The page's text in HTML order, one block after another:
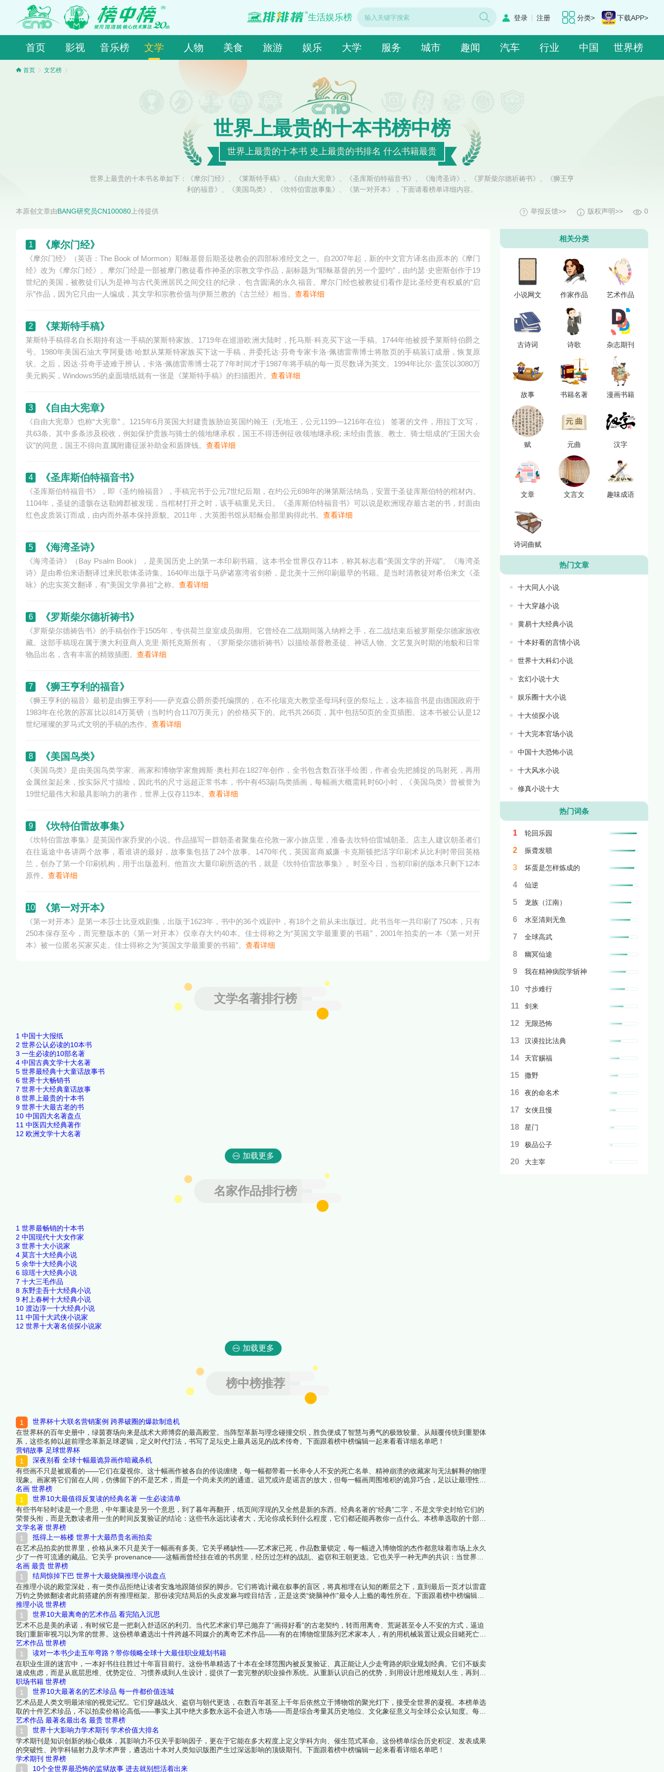
分类> 下载APP>
登录 | 注册
生活娱乐榜
首页 影视 音乐榜 文学 人物 美食 旅游 娱乐 大学 服务 城市 趣闻 汽车 行业 中国 世界榜
首页 文艺榜
世界上最贵的十本书榜中榜
世界上最贵的十本书 史上最贵的书排名 什么书籍最贵
世界上最贵的十本书名单如下：《摩尔门经》、《莱斯特手稿》、《自由大宪章》、《圣库斯伯特福音书》、《海湾圣诗》、《罗斯柴尔德祈祷书》、《狮王亨
利的福音》、《美国鸟类》、《坎特伯雷故事集》、《第一对开本》，下面请看榜单详细内容。
本原创文章由BANG研究员CN100080上传提供 0
版权声明>>
举报反馈>>
1 《摩尔门经》
《摩尔门经》（英语：The Book of Mormon）耶稣基督后期圣徒教会的四部标准经文之一。自2007年起，新的中文官方译名由原本的《摩门
经》改为《摩尔门经》。摩尔门经是一部被摩门教徒看作神圣的宗教文学作品，副标题为“耶稣基督的另一个盟约”，由约瑟·史密斯创作于19
世纪的美国，被教徒们认为是神与古代美洲居民之间交往的纪录， 包含圆满的永久福音。摩尔门经也被教徒们看作是比圣经更有权威的“启
示”作品，因为它只由一人编成，其文学和宗教价值与伊斯兰教的《古兰经》相当。 查看详细
2 《莱斯特手稿》
莱斯特手稿得名自长期持有这一手稿的莱斯特家族。1719年在巡游欧洲大陆时，托马斯·科克买下这一手稿。1744年他被授予莱斯特伯爵之
号。1980年美国石油大亨阿曼德·哈默从莱斯特家族买下这一手稿，并委托达·芬奇专家卡洛·佩德雷蒂博士将散页的手稿装订成册，恢复原
状。之后，因达·芬奇手迹难于辨认，卡洛·佩德雷蒂博士花了7年时间才于1987年将手稿的每一页尽数译为英文。1994年比尔·盖茨以3080万
美元购买，Windows95的桌面墙纸就有一张是《莱斯特手稿》的扫描图片。 查看详细
3 《自由大宪章》
《自由大宪章》也称“大宪章” 。1215年6月英国大封建贵族胁迫英国约翰王（无地王，公元1199—1216年在位） 签署的文件，用拉丁文写，
共63条。其中多条涉及税收，例如保护贵族与骑士的领地继承权，国王不得违例征收领地继承税; 未经由贵族、教士、骑士组成的“王国大会
议”的同意，国王不得向直属附庸征派补助金和盾牌钱。 查看详细
4 《圣库斯伯特福音书》
《圣库斯伯特福音书》，即《圣约翰福音》，手稿完书于公元7世纪后期，在约公元698年的琳第斯法纳岛，安置于圣徒库斯伯特的棺材内。
1104年，圣徒的遗骸在达勒姆郡被发现，当棺材打开之时，该手稿重见天日。《圣库斯伯特福音书》可以说是欧洲现存最古老的书，封面由
红色皮质装订而成，由内而外基本保持原貌。2011年，大英图书馆从耶稣会那里购得此书。 查看详细
5 《海湾圣诗》
《海湾圣诗》（Bay Psalm Book），是美国历史上的第一本印刷书籍。这本书全世界仅存11本，称其标志着“美国文学的开端”。《海湾圣
诗》是由希伯来语翻译过来民歌体圣诗集。1640年出版于马萨诸塞湾省剑桥，是北美十三州印刷最早的书籍。是当时清教徒对希伯来文《圣
咏》的忠实英文翻译，有“美国文学鼻祖”之称。 查看详细
6 《罗斯柴尔德祈祷书》
《罗斯柴尔德祷告书》的手稿创作于1505年，专供荷兰皇室成员御用。它曾经在二战期间落入纳粹之手，在二战结束后被罗斯柴尔德家族收
藏。这部手稿现在属于澳大利亚商人克里·斯托克斯所有，《罗斯柴尔德祈祷书》以描绘基督教圣徒、神话人物、文艺复兴时期的地貌和日常
物品出名，含有丰富的精致插图。 查看详细
7 《狮王亨利的福音》
《狮王亨利的福音》最初是由狮王亨利——萨克森公爵所委托编撰的，在不伦瑞克大教堂圣母玛利亚的祭坛上，这本福音书是由德国政府于
1983年在伦敦的苏富比以814万英镑（当时约合1170万美元）的价格买下的。此书共266页，其中包括50页的全页插图。这本书被公认是12
世纪璀璨的罗马式文明的手稿的杰作。 查看详细
8 《美国鸟类》
《美国鸟类》是由美国鸟类学家、画家和博物学家詹姆斯·奥杜邦在1827年创作，全书包含数百张手绘图，作者会先把捕捉的鸟射死，再用
金属丝架起来，按实际尺寸描绘，因此书的尺寸远超正常书本，书中有453副鸟类插画，每幅画大概需耗时60小时，《美国鸟类》曾被誉为
19世纪最伟大和最具影响力的著作，世界上仅存119本。 查看详细
9 《坎特伯雷故事集》
《坎特伯雷故事集》是英国作家乔叟的小说。作品描写一群朝圣者聚集在伦敦一家小旅店里，准备去坎特伯雷城朝圣。店主人建议朝圣者们
在往返途中各讲两个故事，看谁讲的最好，故事集包括了24个故事。1470年代，英国富商威廉·卡克斯顿把活字印刷术从比利时带回英格
兰，创办了第一个印刷机构，用于出版盈利。他首次大量印刷所选的书，就是《坎特伯雷故事集》。时至今日，当初印刷的版本只剩下12本
原件。 查看详细
10 《第一对开本》
《第一对开本》是第一本莎士比亚戏剧集，出版于1623年，书中的36个戏剧中，有18个之前从未出版过。此书当年一共印刷了750本，只有
250本保存至今，而完整版本的《第一对开本》仅幸存大约40本。佳士得称之为“英国文学最重要的书籍”，2001年拍卖的一本《第一对开
本》被一位匿名买家买走。佳士得称之为“英国文学最重要的书籍”。 查看详细
文学名著排行榜
1 中国十大报纸
2 世界公认必读的10本书
3 一生必读的10部名著
4 中国古典文学十大名著
5 世界最经典十大童话故事书
6 世界十大畅销书
7 世界十大经典童话故事
8 世界上最贵的十本书
9 世界十大最古老的书
10 中国四大名著盘点
11 中医四大经典著作
12 欧洲文学十大名著
加载更多
名家作品排行榜
1 世界最畅销的十本书
2 中国现代十大女作家
3 世界十大小说家
4 莫言十大经典小说
5 余华十大经典小说
6 琼瑶十大经典小说
7 十大三毛作品
8 东野圭吾十大经典小说
9 村上春树十大经典小说
10 渡边淳一十大经典小说
11 中国十大武侠小说家
12 世界十大著名侦探小说家
加载更多
榜中榜推荐
世界杯十大联名营销案例 跨界破圈的爆款制造机
在世界杯的百年史册中，绿茵赛场向来是战术大师博弈的最高殿堂。当阵型革新与理念碰撞交织，胜负便成了智慧与勇气的极致较量。从颠覆传统到重塑体
系，这些名帅以超前理念革新足球逻辑，定义时代打法，书写了足坛史上最具远见的战术传奇。下面跟着榜中榜编辑一起来看看详细名单吧！
营销故事 足球世界杯
深夜别看 全球十幅最诡异画作暗藏杀机
有些画不只是被观看的——它们在凝视你。这十幅画作被各自的传说缠绕，每一幅都带着一长串令人不安的死亡名单、精神崩溃的收藏家与无法解释的物理
现象。画家将它们留在人间，仿佛留下的不是艺术，而是一个尚未关闭的通道。诅咒或许是谣言的放大，但每一幅画周围堆积的诡异巧合，足以让最理性的
人在深夜对它们另眼相看。下面跟着榜中榜编辑一起来看看详细名单吧！
名画 世界榜
世界10大最值得反复读的经典名著 一生必读清单
有些书年轻时读是一个意思，中年重读是另一个意思，到了暮年再翻开，纸页间浮现的又全然是新的东西。经典名著的“经典”二字，不是文学史封给它们的
荣誉头衔，而是无数读者用一生的时间反复验证的结论：这些书永远比读者大，无论你成长到什么程度，它们都还能再教你一点什么。本榜单选取的十部作
品，不以学术地位或销量为单一标尺，而是综合考量其对人性的穿透深度、在不同人生阶段被重读时释放出的不同意义，以及跨文化跨时代的持续共鸣能
力。下面跟着榜中榜编辑一起来看看详细名单吧！
文学名著 世界榜
抵得上一栋楼 世界十大最昂贵名画拍卖
在艺术品拍卖的世界里，价格从来不只是关于一幅画有多美。它关乎稀缺性——艺术家已死，作品数量锁定，每一幅进入博物馆的杰作都意味着市场上永久
少了一件可流通的藏品。它关乎 provenance——这幅画曾经挂在谁的书房里，经历过怎样的战乱、盗窃和王朝更迭。它也关乎一种无声的共识：当世界上
最富有的那群人集体认定某件作品是人类文明的巅峰之作时，他们愿意用一栋摩天大楼的价钱来交换一块不到一平方米的画布。以下十幅作品，每一幅的拍
卖成交价都足以在世界上任何一座城市买下一栋地标建筑。下面跟着榜中榜编辑一起来看看详细名单吧！
名画 最贵 世界榜
结局惊掉下巴 世界十大最烧脑推理小说盘点
在推理小说的殿堂深处，有一类作品拒绝让读者安逸地跟随侦探的脚步。它们将诡计藏在叙事的盲区，将真相埋在认知的断层之下，直到最后一页才以雷霆
万钧之势掀翻读者此前搭建的所有推理框架。那份读完结局后的头皮发麻与瞠目结舌，正是这类“烧脑神作”最令人上瘾的毒性所在。下面跟着榜中榜编辑一
起来看看详细名单吧！
推理小说 世界榜
世界10大最离奇的艺术作品 看完陷入沉思
艺术不总是美的承诺，有时候它是一把刺入舒适区的利刃。当代艺术家们早已抛弃了“画得好看”的古老契约，转而用离奇、荒诞甚至令人不安的方式，逼迫
我们重新审视习以为常的世界。这份榜单遴选出十件跨越不同媒介的离奇艺术作品——有的在博物馆里陈列艺术家本人，有的用机械装置让观众目睹死亡的
循环。它们共同的特征是：第一眼让你困惑甚至发笑，第二眼让你沉默，第三眼之后，你发现自己再也无法用原来的眼光看待某个命题。下面跟着榜中榜编
辑一起来看看详细名单吧！
艺术作品 世界榜
读对一本书少走五年弯路？带你领略全球十大最佳职业规划书籍
在职业生涯的迷宫中，一本好书往往胜过十年盲目前行。这份书单精选了十本在全球范围内被反复验证、真正能让人少走弯路的职业规划经典。它们不贩卖
速成焦虑，而是从底层思维、优势定位、习惯养成到人生设计，提供了一套完整的职业操作系统。从重新认识自己的优势，到用设计思维规划人生，再到在
AI时代建立不可替代性——这些书的意义在于：在正确的时间，给你正确的认知武器。下面跟着榜中榜编辑一起来看看详细名单吧！
职场书籍 世界榜
世界10大最著名的艺术珍品 每一件都价值连城
艺术品是人类文明最浓缩的视觉记忆。它们穿越战火、盗窃与朝代更迭，在数百年甚至上千年后依然立于博物馆的聚光灯下，接受全世界的凝视。本榜单选
取的十件艺术珍品，不以拍卖价格论高低——事实上其中绝大多数永远不会进入市场——而是综合考量其历史地位、文化象征意义与全球公众认知度。每一
件都是其所在时代的终极表达，也是人类在追求美的道路上留下的最深刻脚印。下面跟着榜中榜编辑一起来看看详细名单吧！
艺术作品 最著名最出名 最贵 世界榜
世界十大影响力学术期刊 学术价值大排名
学术期刊是知识创新的核心载体，其影响力不仅关乎影响因子，更在于它能在多大程度上定义学科方向、催生范式革命。这份榜单综合历史积淀、发表成果
的突破性、跨学科辐射力及学术声誉，遴选出十本对人类知识版图产生过深远影响的顶级期刊。下面跟着榜中榜编辑一起来看看详细名单吧！
学术期刊 世界榜
10个全世界最恐怖的监狱故事 进去就别想活着出来
相关分类
小说网文 作家作品 艺术作品
古诗词 诗歌 杂志期刊
故事 书籍名著 漫画书籍
赋 元曲 汉字
文章 文言文 趣味成语
诗词曲赋
热门文章
十大同人小说
十大穿越小说
黄易十大经典小说
十本好看的言情小说
世界十大科幻小说
玄幻小说十大
娱乐圈十大小说
十大侦探小说
十大完本官场小说
中国十大恐怖小说
十大风水小说
修真小说十大
热门词条
1 轮回乐园
2 振聋发聩
3 坏蛋是怎样炼成的
4 仙逆
5 龙族（江南）
6 水至清则无鱼
7 全球高武
8 幽冥仙途
9 我在精神病院学斩神
10 寸步难行
11 剑来
12 无限恐怖
13 汉谟拉比法典
14 天官赐福
15 撒野
16 夜的命名术
17 女侠且慢
18 星门
19 极品公子
20 大主宰